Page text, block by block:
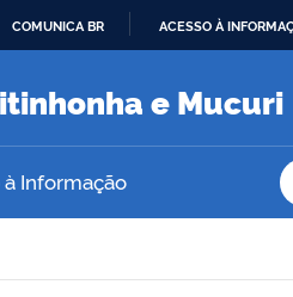
O
COMUNICA BR ACESSO À
e Mucuri
à Informação